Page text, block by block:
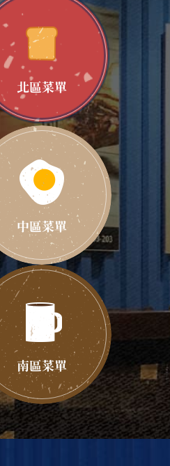
北區菜單
中區菜單
南區菜單